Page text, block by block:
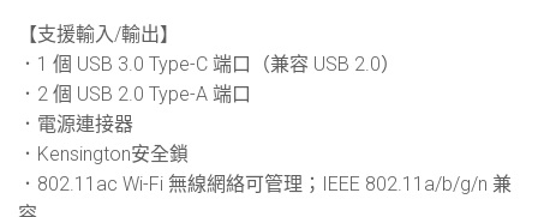
【支援輸入/輸出】
．1 個 USB 3.0 Type-C 端口（兼容 USB 2.0）
．2 個 USB 2.0 Type-A 端口
．電源連接器
．Kensington安全鎖
．802.11ac Wi-Fi 無線網絡可管理；IEEE 802.11a/b/g/n 兼